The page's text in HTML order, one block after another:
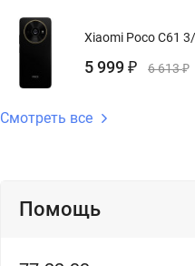
Xiaomi Poco C61
5 999 ₽ 6 613₽
Смотреть все
Помощь